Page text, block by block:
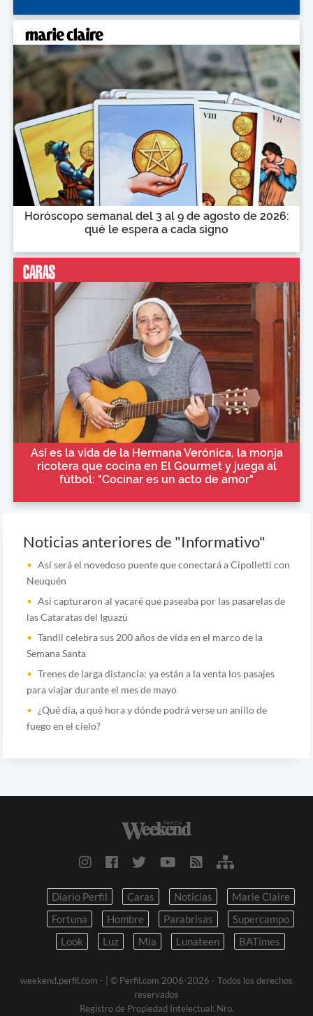
Horóscopo semanal del 3 al 9 de agosto de 2026:
qué le espera a cada signo
Así es la vida de la Hermana Verónica, la monja
ricotera que cocina en El Gourmet y juega al
fútbol: "Cocinar es un acto de amor"
Noticias anteriores de "Informativo"
Así será el novedoso puente que conectará a Cipolletti con
Neuquén
Así capturaron al yacaré que paseaba por las pasarelas de
las Cataratas del Iguazú
Tandil celebra sus 200 años de vida en el marco de la
Semana Santa
Trenes de larga distancia: ya están a la venta los pasajes
para viajar durante el mes de mayo
¿Qué día, a qué hora y dónde podrá verse un anillo de
fuego en el cielo?
Diario Perfil Caras Noticias
Marie Claire
Fortuna
Hombre Parabrisas
Supercampo
Look
Luz Mia Lunateen BATimes
weekend.perfil.com -
| © Perfil.com 2006-2026 - Todos los derechos
reservados
Registro de Propiedad Intelectual: Nro.